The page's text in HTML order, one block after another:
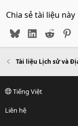
Chia sẻ tài liệu này
BlueskyLinkedIn
Reddit
Tài liệu Lịch sử và
Tiếng Việt
Liên hệ